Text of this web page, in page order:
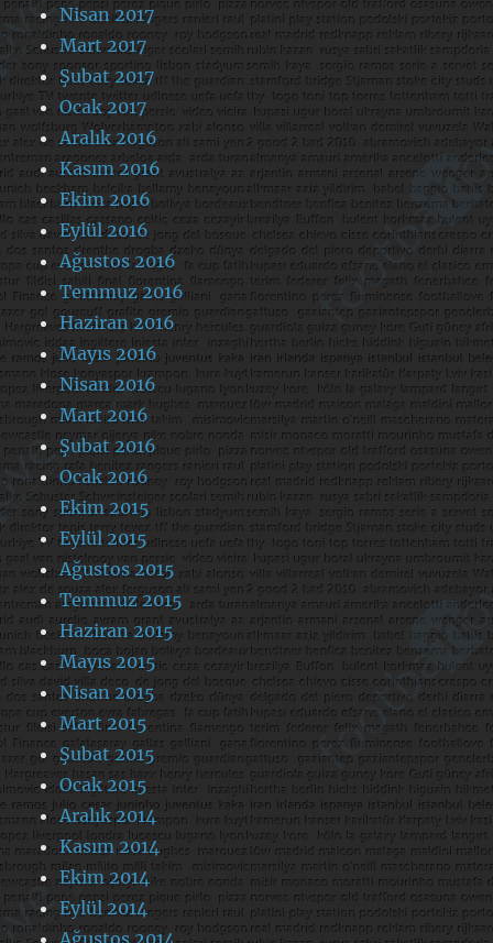
Nisan 2017
Mart 2017
Şubat 2017
Ocak 2017
Aralık 2016
Kasım 2016
Ekim 2016
Eylül 2016
Ağustos 2016
Temmuz 2016
Haziran 2016
Mayıs 2016
Nisan 2016
Mart 2016
Şubat 2016
Ocak 2016
Ekim 2015
Eylül 2015
Ağustos 2015
Temmuz 2015
Haziran 2015
Mayıs 2015
Nisan 2015
Mart 2015
Şubat 2015
Ocak 2015
Aralık 2014
Kasım 2014
Ekim 2014
Eylül 2014